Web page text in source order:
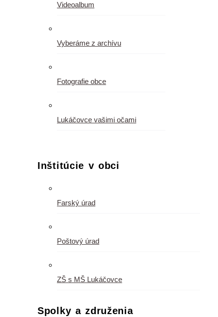
Videoalbum
Vyberáme z archívu
Fotografie obce
Lukáčovce vašimi očami
Inštitúcie v obci
Farský úrad
Poštový úrad
ZŠ s MŠ Lukáčovce
Spolky a združenia